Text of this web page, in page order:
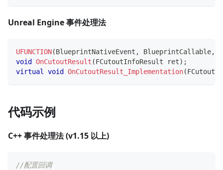
Unreal Engine 事件处理法
UFUNCTION(BlueprintNativeEvent , BlueprintCallable,
void
OnCutoutResult (FCutoutInfoResult ret) ;
virtual void OnCutoutResult_Implementation(
代码示例
C++ 事件处理法 (v1.15 以上)
//配置回调